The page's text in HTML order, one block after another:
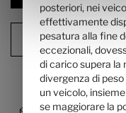
posteriori, nei
effettivamente
pesatura alla fine
eccezionali,
di carico supera la
divergenza di
un veicolo,
se maggiorare la